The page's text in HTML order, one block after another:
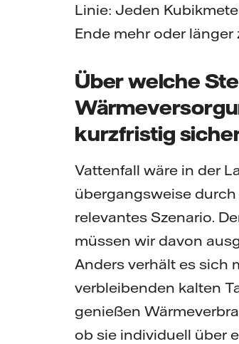
Linie: Jeden
Ende mehr oder länger
Über welche
kurzfristig
Vattenfall wäre in der
übergangsweise durch
relevantes Szenario.
müssen wir davon
Anders verhält es sich
verbleibenden kalten
genießen
ob sie individuell über